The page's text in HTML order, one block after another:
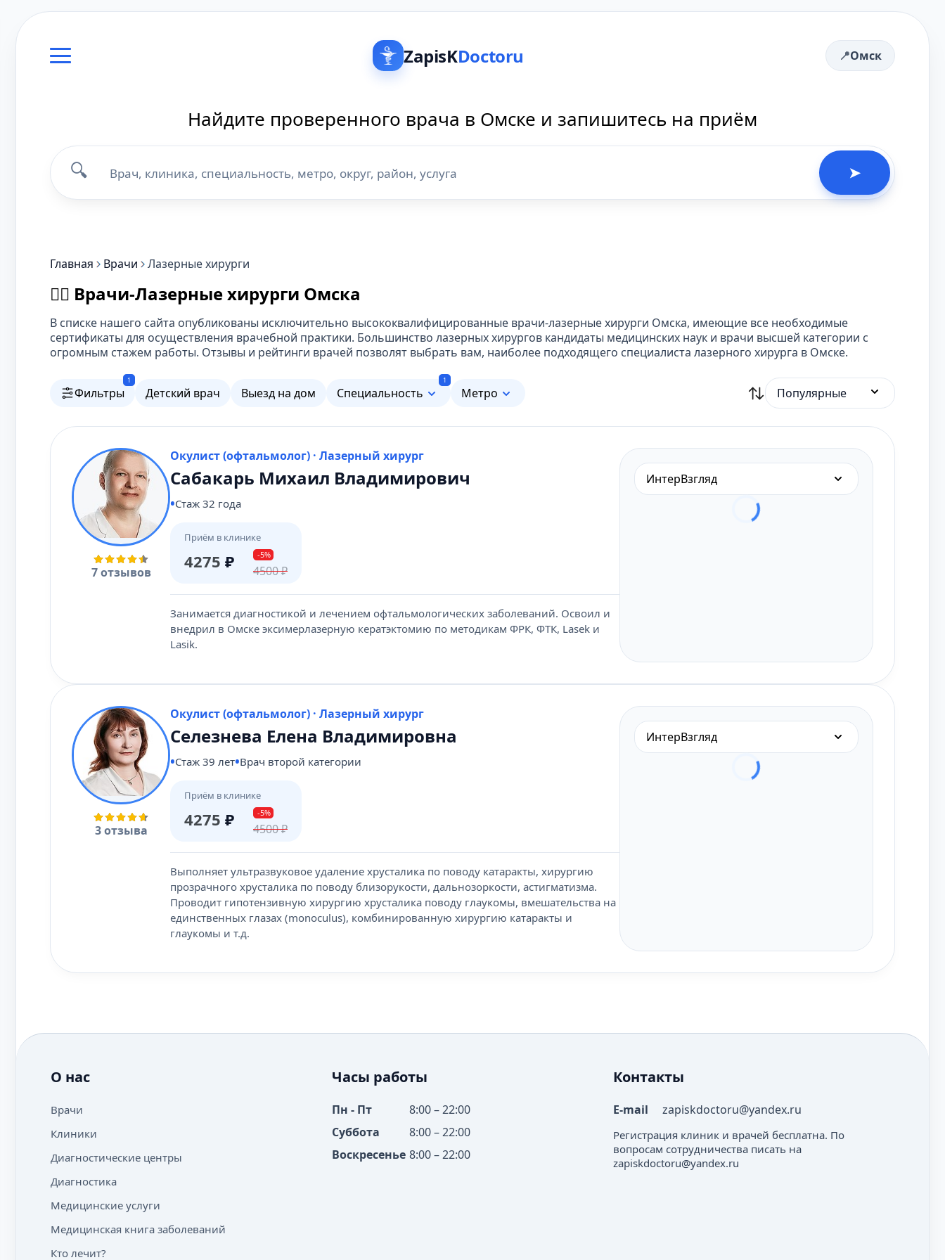
ZapisKDoctoru Омск
Найдите проверенного врача в Омске и запишитесь на приём
🔍 ➤
Главная Врачи Лазерные хирурги
👨‍⚕️ Врачи-Лазерные хирурги Омска
В списке нашего сайта опубликованы исключительно высококвалифицированные врачи-лазерные хирурги Омска, имеющие все необходимые
сертификаты для осуществления врачебной практики. Большинство лазерных хирургов кандидаты медицинских наук и врачи высшей категории с
огромным стажем работы. Отзывы и рейтинги врачей позволят выбрать вам, наиболее подходящего специалиста лазерного хирурга в Омске.
Фильтры
1
Детский врач Выезд на дом Специальность
1
Метро Популярные
7 отзывов
Окулист (офтальмолог) · Лазерный хирург
Сабакарь Михаил Владимирович
Стаж 32 года
Приём в клинике
4275 ₽ -5%
4500₽
Занимается диагностикой и лечением офтальмологических заболеваний. Освоил и
внедрил в Омске эксимерлазерную кератэктомию по методикам ФРК, ФТК, Lasek и
Lasik.
ИнтерВзгляд
3 отзыва
Окулист (офтальмолог) · Лазерный хирург
Селезнева Елена Владимировна
Стаж 39 лет Врач второй категории
Приём в клинике
4275 ₽ -5%
4500₽
Выполняет ультразвуковое удаление хрусталика по поводу катаракты, хирургию
прозрачного хрусталика по поводу близорукости, дальнозоркости, астигматизма.
Проводит гипотензивную хирургию хрусталика поводу глаукомы, вмешательства на
единственных глазах (monoculus), комбинированную хирургию катаракты и
глаукомы и т.д.
ИнтерВзгляд
О нас
Врачи
Клиники
Диагностические центры
Диагностика
Медицинские услуги
Медицинская книга заболеваний
Кто лечит?
Часы работы
Пн - Пт
8:00 – 22:00
Суббота
8:00 – 22:00
Воскресенье 8:00 – 22:00
Контакты
E-mail zapiskdoctoru@yandex.ru
Регистрация клиник и врачей бесплатна. По
вопросам сотрудничества писать на
zapiskdoctoru@yandex.ru